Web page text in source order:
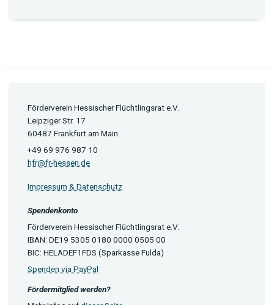
Förderverein Hessischer Flüchtlingsrat e.V.
Leipziger Str. 17
60487 Frankfurt am Main
+49 69 976 987 10
hfr@fr-hessen.de
Impressum & Datenschutz
Spendenkonto
Förderverein Hessischer Flüchtlingsrat e.V.
IBAN: DE19 5305 0180 0000 0505 00
BIC: HELADEF1FDS (Sparkasse Fulda)
Spenden via PayPal
Fördermitglied werden?